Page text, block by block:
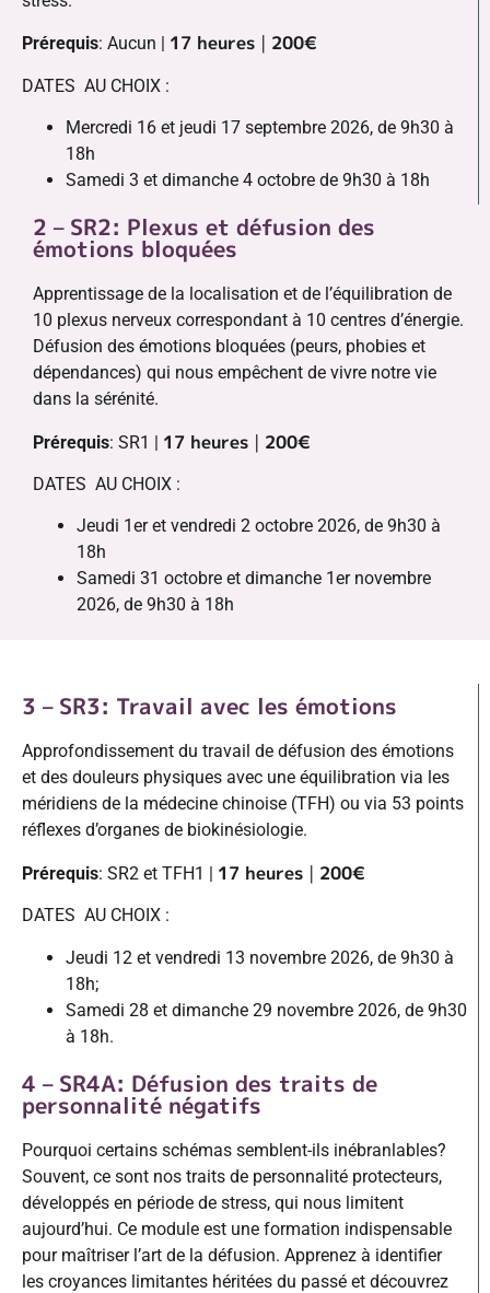
Prérequis: Aucun | 17 heures | 200€
DATES AU CHOIX :
Mercredi 16 et jeudi 17 septembre 2026, de 9h30 à
18h
Samedi 3 et dimanche 4 octobre de 9h30 à 18h
2 – SR2: Plexus et défusion des
émotions bloquées
Apprentissage de la localisation et de l’équilibration de
10 plexus nerveux correspondant à 10 centres d’énergie.
Défusion des émotions bloquées (peurs, phobies et
dépendances) qui nous empêchent de vivre notre vie
dans la sérénité.
Prérequis: SR1 | 17 heures | 200€
DATES AU CHOIX :
Jeudi 1er et vendredi 2 octobre 2026, de 9h30 à
18h
Samedi 31 octobre et dimanche 1er novembre
2026, de 9h30 à 18h
3 – SR3: Travail avec les émotions
Approfondissement du travail de défusion des émotions
et des douleurs physiques avec une équilibration via les
méridiens de la médecine chinoise (TFH) ou via 53 points
réflexes d’organes de biokinésiologie.
Prérequis: SR2 et TFH1 | 17 heures | 200€
DATES AU CHOIX :
Jeudi 12 et vendredi 13 novembre 2026, de 9h30 à
18h;
Samedi 28 et dimanche 29 novembre 2026, de 9h30
à 18h.
4 – SR4A: Défusion des traits de
personnalité négatifs
Pourquoi certains schémas semblent-ils inébranlables?
Souvent, ce sont nos traits de personnalité protecteurs,
développés en période de stress, qui nous limitent
aujourd’hui. Ce module est une formation indispensable
pour maîtriser l’art de la défusion. Apprenez à identifier
les croyances limitantes héritées du passé et découvrez